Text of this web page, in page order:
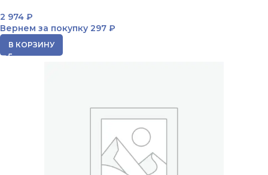
2 974 ₽
Вернем за покупку 297 ₽
В КОРЗИНУ